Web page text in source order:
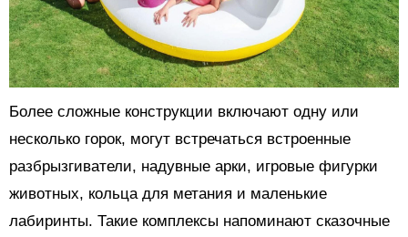
Более сложные конструкции включают одну или
несколько горок, могут встречаться встроенные
разбрызгиватели, надувные арки, игровые фигурки
животных, кольца для метания и маленькие
лабиринты. Такие комплексы напоминают сказочные